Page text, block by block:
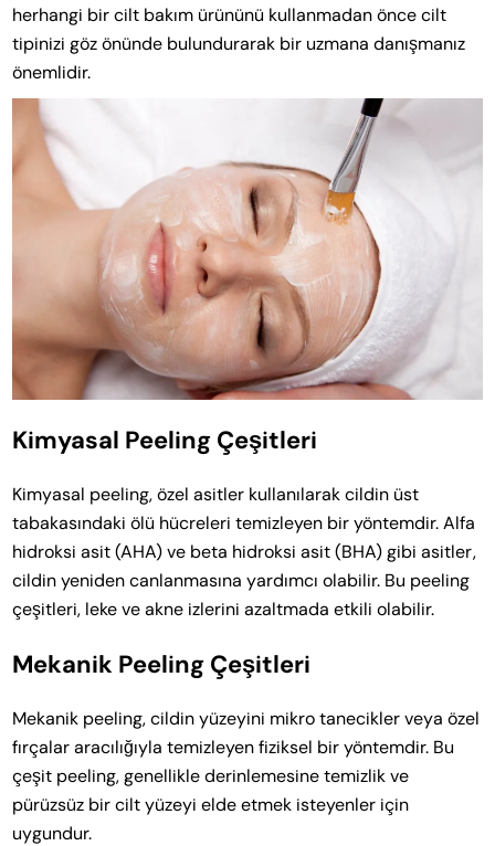
herhangi bir cilt bakım ürününü kullanmadan önce cilt
tipinizi göz önünde bulundurarak bir uzmana danışmanız
önemlidir.
Kimyasal Peeling Çeşitleri
Kimyasal peeling, özel asitler kullanılarak cildin üst
tabakasındaki ölü hücreleri temizleyen bir yöntemdir. Alfa
hidroksi asit (AHA) ve beta hidroksi asit (BHA) gibi asitler,
cildin yeniden canlanmasına yardımcı olabilir. Bu peeling
çeşitleri, leke ve akne izlerini azaltmada etkili olabilir.
Mekanik Peeling Çeşitleri
Mekanik peeling, cildin yüzeyini mikro tanecikler veya özel
fırçalar aracılığıyla temizleyen fiziksel bir yöntemdir. Bu
çeşit peeling, genellikle derinlemesine temizlik ve
pürüzsüz bir cilt yüzeyi elde etmek isteyenler için
uygundur.